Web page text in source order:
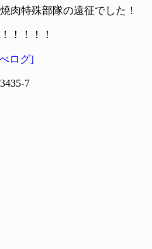
肉特殊部隊の遠征でした！
！！！！
ログ]
7